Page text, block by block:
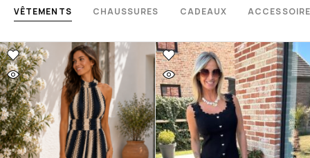
VÊTEMENTS CHAUSSURES CADEAUX